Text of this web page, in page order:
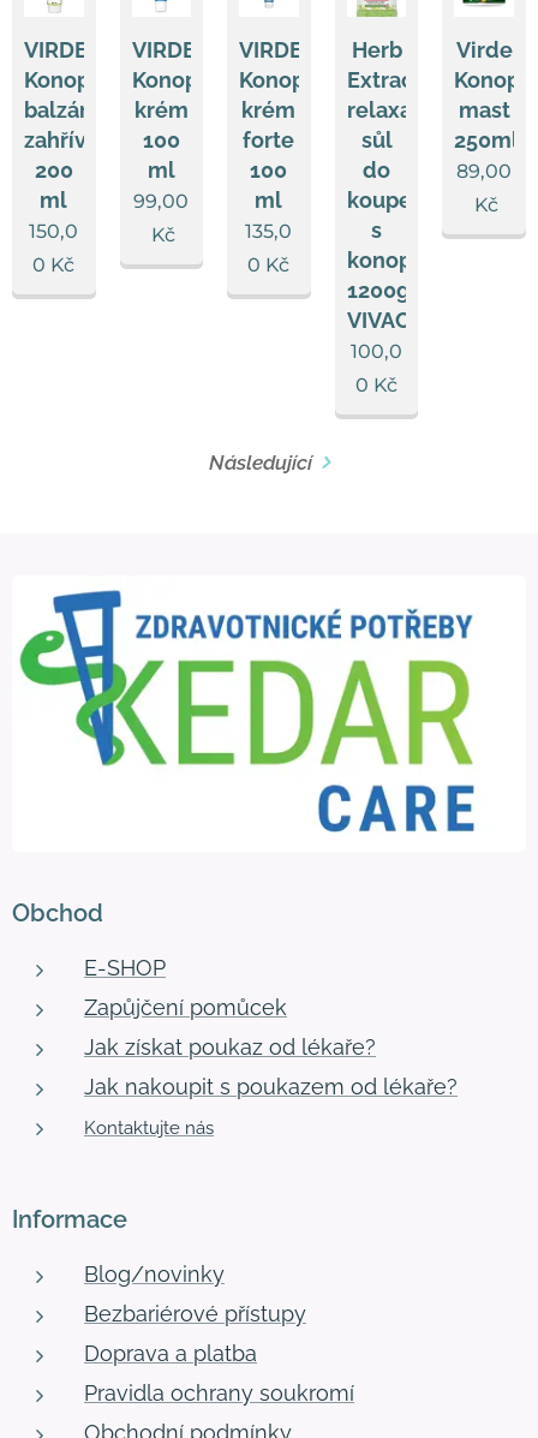
VIRDE
Konopný
balzám
zahřívací
200
ml
150,0
0 Kč
VIRDE
Konopný
krém
100
ml
99,00
Kč
VIRDE
Konopný
krém
forte
100
ml
135,0
0 Kč
Herb
Extract
relaxační
sůl
do
koupele
s
konopím
1200g
VIVACO
100,0
0 Kč
Virde
mast
250ml
89,00
Kč
Následující
Obchod
E-SHOP
Zapůjčení pomůcek
Jak získat poukaz od lékaře?
Jak nakoupit s poukazem od lékaře?
Kontaktujte nás
Informace
Blog/novinky
Bezbariérové přístupy
Doprava a platba
Pravidla ochrany soukromí
Obchodní podmínky